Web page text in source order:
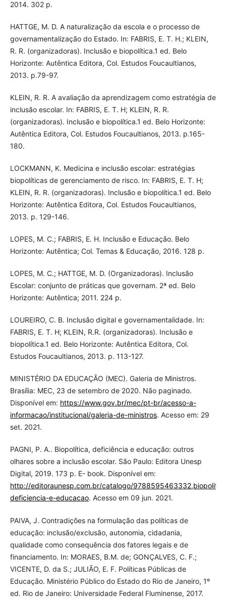
2014. 302 p.
HATTGE, M. D. A naturalização da escola e o processo de
governamentalização do Estado. In: FABRIS, E. T. H.; KLEIN,
R. R. (organizadoras). Inclusão e biopolítica.1 ed. Belo
Horizonte: Autêntica Editora, Col. Estudos Foucaultianos,
2013. p.79-97.
KLEIN, R. R. A avaliação da aprendizagem como estratégia de
inclusão escolar. In: FABRIS, E. T. H; KLEIN, R. R.
(organizadoras). Inclusão e biopolítica.1 ed. Belo Horizonte:
Autêntica Editora, Col. Estudos Foucaultianos, 2013. p.165-
180.
LOCKMANN, K. Medicina e inclusão escolar: estratégias
biopolíticas de gerenciamento de risco. In: FABRIS, E. T. H;
KLEIN, R. R. (organizadoras). Inclusão e biopolítica.1 ed. Belo
Horizonte: Autêntica Editora, Col. Estudos Foucaultianos,
2013. p. 129-146.
LOPES, M. C.; FABRIS, E. H. Inclusão e Educação. Belo
Horizonte: Autêntica; Col. Temas & Educação, 2016. 128 p.
LOPES, M. C.; HATTGE, M. D. (Organizadoras). Inclusão
Escolar: conjunto de práticas que governam. 2ª ed. Belo
Horizonte: Autêntica; 2011. 224 p.
LOUREIRO, C. B. Inclusão digital e governamentalidade. In:
FABRIS, E. T. H; KLEIN, R.R. (organizadoras). Inclusão e
biopolítica.1 ed. Belo Horizonte: Autêntica Editora, Col.
Estudos Foucaultianos, 2013. p. 113-127.
MINISTÉRIO DA EDUCAÇÃO (MEC). Galeria de Ministros.
Brasília: MEC, 23 de setembro de 2020. Não paginado.
Disponível em: https://www.gov.br/mec/pt-br/acesso-a-
informacao/institucional/galeria-de-ministros. Acesso em: 29
set. 2021.
PAGNI, P. A.. Biopolítica, deficiência e educação: outros
olhares sobre a inclusão escolar. São Paulo: Editora Unesp
Digital, 2019. 173 p. E- book. Disponível em:
http://editoraunesp.com.br/catalogo/
deficiencia-e-educacao. Acesso em 09 jun. 2021.
PAIVA, J. Contradições na formulação das políticas de
educação: inclusão/exclusão, autonomia, cidadania,
qualidade como consequência dos fatores legais e de
financiamento. In: MORAES, B.M. de; GONÇALVES, C. F.;
VICENTE, D. da S.; JULIÃO, E. F. Políticas Públicas de
Educação. Ministério Público do Estado do Rio de Janeiro, 1º
ed. Rio de Janeiro: Universidade Federal Fluminense, 2017.